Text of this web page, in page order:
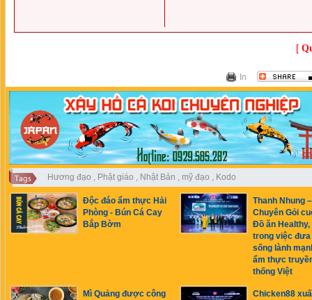
[
In
Hương đạo , Phật giáo , Nhật Bản , mỹ đạo , Kodo
Độc đáo ẩm thực Hải
Phòng - Bún Cá Cay
Bắp Bờm
Thanh Nhung –
Chuyên Gỏi
Đồ ăn Healthy,
trong việc đưa
sống lành
ẩm thực
thống Việt
Mì Quảng được công
Chicken88